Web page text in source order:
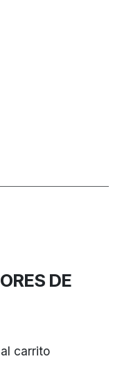
DE
carrito